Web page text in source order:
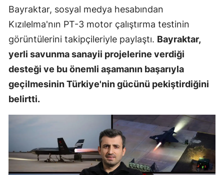
Bayraktar, sosyal medya hesabından
Kızılelma'nın PT-3 motor çalıştırma testinin
görüntülerini takipçileriyle paylaştı. Bayraktar,
yerli savunma sanayii projelerine verdiği
desteği ve bu önemli aşamanın başarıyla
geçilmesinin Türkiye'nin gücünü pekiştirdiğini
belirtti.